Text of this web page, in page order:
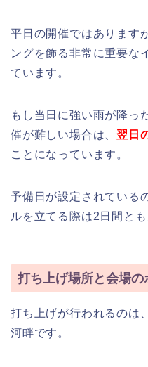
平日の開催ではあります
ングを飾る非常に重要な
ています。
もし当日に強い雨が降っ
催が難しい場合は、翌日
ことになっています。
予備日が設定されている
ルを立てる際は2日間と
打ち上げ場所と会場の
打ち上げが行われるのは
河畔です。